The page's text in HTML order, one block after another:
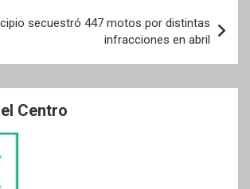
secuestró 447 motos por distintas
infracciones en abril
Centro